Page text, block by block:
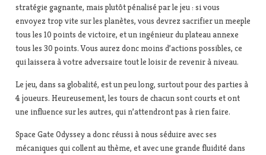
stratégie gagnante, mais plutôt pénalisé par le jeu : si vous
envoyez trop vite sur les planètes, vous devrez sacrifier un meeple
tous les 10 points de victoire, et un ingénieur du plateau annexe
tous les 30 points. Vous aurez donc moins d’actions possibles, ce
qui laissera à votre adversaire tout le loisir de revenir à niveau.
Le jeu, dans sa globalité, est un peu long, surtout pour des parties à
4 joueurs. Heureusement, les tours de chacun sont courts et ont
une influence sur les autres, qui n’attendront pas à rien faire.
Space Gate Odyssey a donc réussi à nous séduire avec ses
mécaniques qui collent au thème, et avec une grande fluidité dans